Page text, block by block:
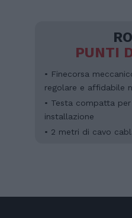
PUNTI
• Finecorsa
regolare e affidabile
• Testa compatta
installazione
• 2 metri di cavo